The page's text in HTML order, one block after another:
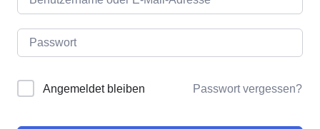
Angemeldet bleiben Passwort vergessen?